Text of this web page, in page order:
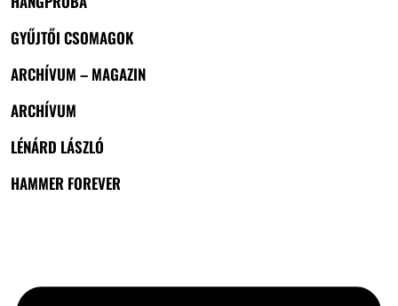
GYŰJTŐI CSOMAGOK
ARCHÍVUM – MAGAZIN
ARCHÍVUM
LÉNÁRD LÁSZLÓ
HAMMER FOREVER